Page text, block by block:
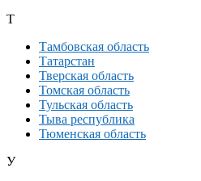
Т
Тамбовская область
Татарстан
Тверская область
Томская область
Тульская область
Тыва республика
Тюменская область
У